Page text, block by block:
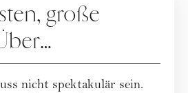
große
im Alltag
nicht spektakulär sein.